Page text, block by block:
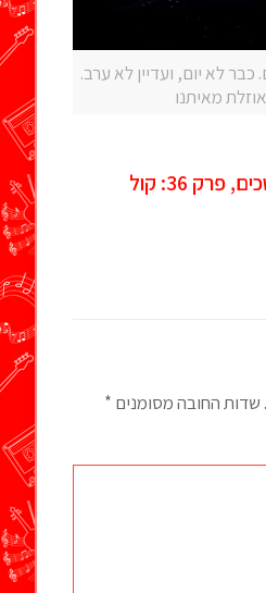
לא יום, ועדיין לא ערב.
מאיתנו
שני גיא, רומן בהמשכים, פרק 36: קול
שדות החובה מסומנים *